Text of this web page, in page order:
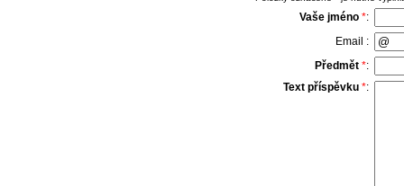
Vaše jméno *:
Email :
Předmět *:
Text příspěvku *: